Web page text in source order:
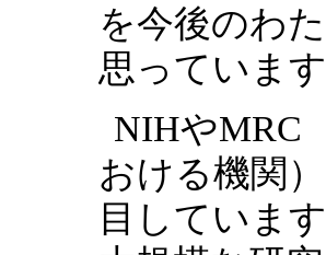
を今後のわ
思っていま
NIHやMRC
おける機関
目していま